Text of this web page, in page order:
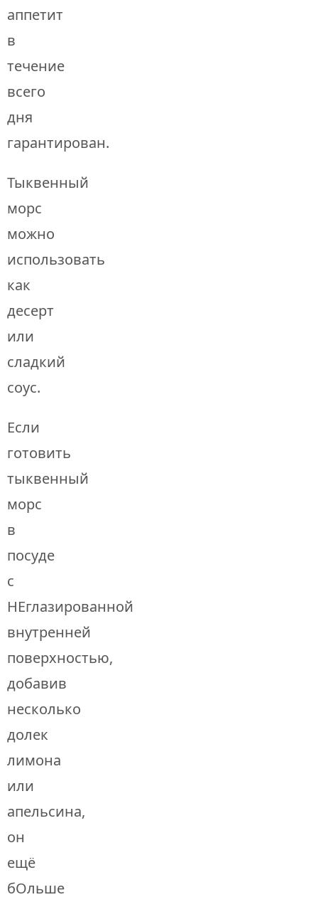
аппетит
в
течение
всего
дня
гарантирован.
Тыквенный
морс
можно
использовать
как
десерт
или
сладкий
соус.
Если
готовить
тыквенный
морс
в
посуде
с
НЕглазированной
внутренней
поверхностью,
добавив
несколько
долек
лимона
или
апельсина,
он
ещё
бОльше